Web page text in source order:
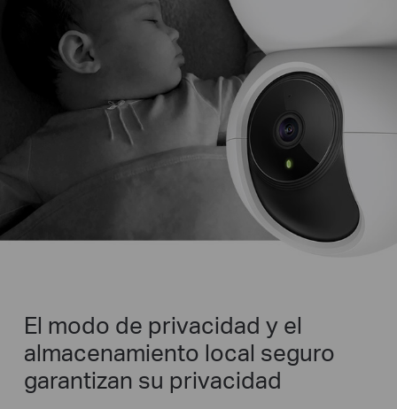
El modo de privacidad y el
almacenamiento local seguro
garantizan su privacidad